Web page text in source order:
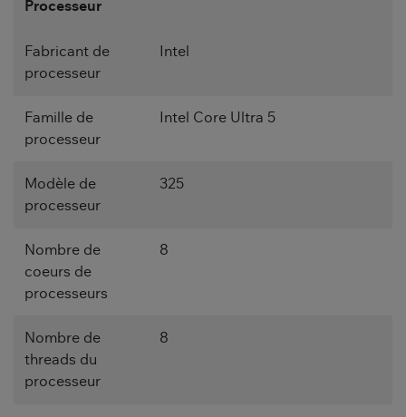
Processeur
Fabricant de
processeur
Intel
Famille de
processeur
Intel Core Ultra 5
Modèle de
processeur
325
Nombre de
coeurs de
processeurs
8
Nombre de
threads du
processeur
8